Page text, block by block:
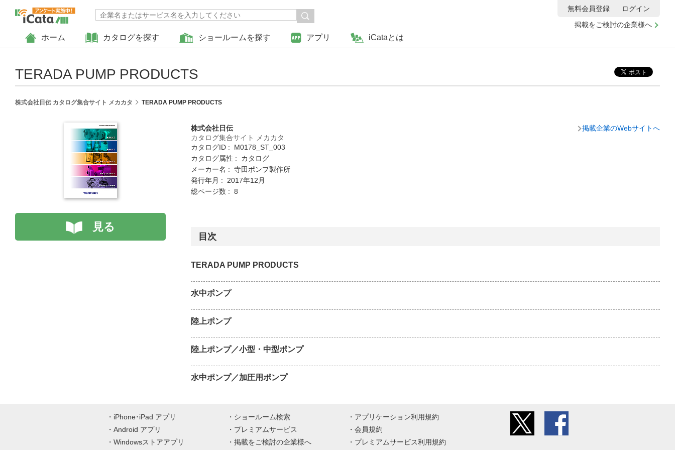
ホーム カタログを探す ショールームを探す アプリ iCataとは
掲載をご検討の企業様へ
無料会員登録 ログイン
TERADA PUMP PRODUCTS
株式会社日伝 カタログ集合サイト メカカタ TERADA PUMP PRODUCTS
見る
株式会社日伝
カタログ集合サイト メカカタ
カタログID : M0178_ST_003
カタログ属性 : カタログ
メーカー名 : 寺田ポンプ製作所
発行年月 : 2017年12月
総ページ数 : 8
掲載企業のWebサイトへ
目次
TERADA PUMP PRODUCTS
水中ポンプ
陸上ポンプ
陸上ポンプ／小型・中型ポンプ
水中ポンプ／加圧用ポンプ
iPhone･iPad アプリ
Android アプリ
Windowsストアアプリ
ショールーム検索
プレミアムサービス
掲載をご検討の企業様へ
アプリケーション利用規約
会員規約
プレミアムサービス利用規約